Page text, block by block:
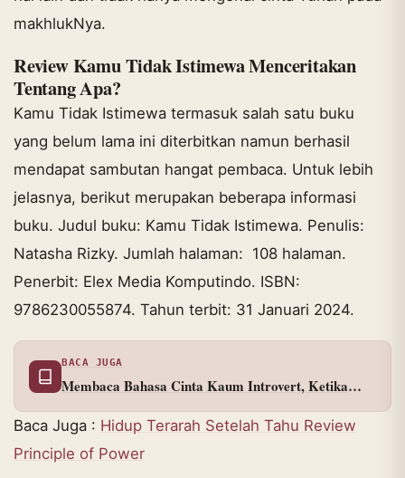
makhlukNya.
Review Kamu Tidak Istimewa Menceritakan
Tentang Apa?
Kamu Tidak Istimewa termasuk salah satu buku
yang belum lama ini diterbitkan namun berhasil
mendapat sambutan hangat pembaca. Untuk lebih
jelasnya, berikut merupakan beberapa informasi
buku. Judul buku: Kamu Tidak Istimewa. Penulis:
Natasha Rizky. Jumlah halaman: 108 halaman.
Penerbit: Elex Media Komputindo. ISBN:
9786230055874. Tahun terbit: 31 Januari 2024.
BACA JUGA
Membaca Bahasa Cinta Kaum Introvert, Ketika
"Reaction" Lebih Mahal dari Paragraf
Baca Juga : Hidup Terarah Setelah Tahu Review
Principle of Power